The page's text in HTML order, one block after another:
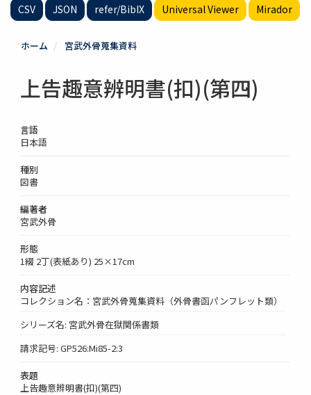
CSV JSON refer/BibIX Universal Viewer Mirador
ホーム 宮武外骨蒐集資料
上告趣意辨明書(扣)(第四)
言語
日本語
種別
図書
編著者
宮武外骨
形態
1綴 2丁(表紙あり) 25×17cm
内容記述
コレクション名：宮武外骨蒐集資料（外骨書函パンフレット類）
シリーズ名: 宮武外骨在獄関係書類
請求記号: GP526:Mi85-2:3
表題
上告趣意辨明書(扣)(第四)